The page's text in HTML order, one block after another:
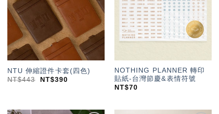
望輕
單」
NTU 伸縮證件卡套(四色)
NT$443 NT$390
望輕
單」
NOTHING PLANNER 轉印
貼紙-台灣節慶&表情符號
NT$70